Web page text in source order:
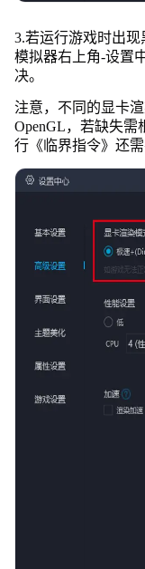
3.若运行游戏时出
模拟器右上角-设置
决。
注意，不同的显卡
OpenGL，若缺失
行《临界指令》还